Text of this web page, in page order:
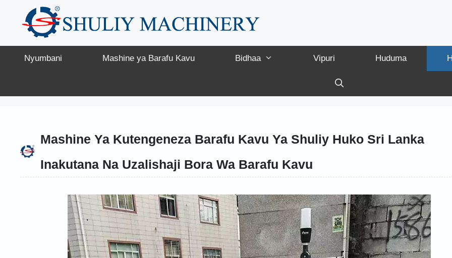
Nyumbani Mashine ya Barafu Kavu Bidhaa Vipuri Huduma
Mashine Ya Kutengeneza Barafu Kavu Ya Shuliy Huko Sri Lanka
Inakutana Na Uzalishaji Bora Wa Barafu Kavu